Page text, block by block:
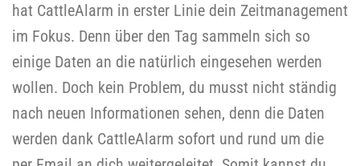
hat CattleAlarm in erster Linie dein Zeitmanagement
im Fokus. Denn über den Tag sammeln sich so
einige Daten an die natürlich eingesehen werden
wollen. Doch kein Problem, du musst nicht ständig
nach neuen Informationen sehen, denn die Daten
werden dank CattleAlarm sofort und rund um die